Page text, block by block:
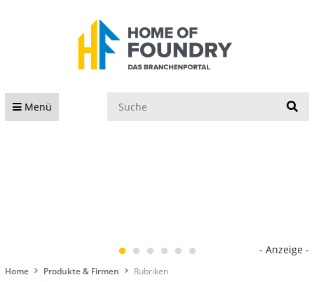
Menü
- Anzeige -
Home Produkte & Firmen Rubriken